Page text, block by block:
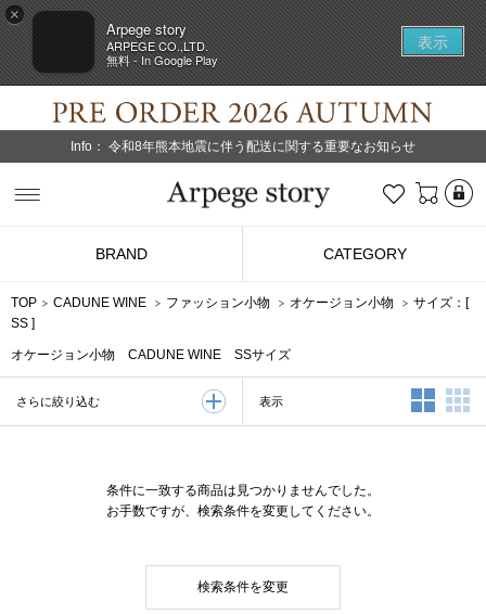
×
Arpege story
ARPEGE CO.,LTD.
無料 - In Google Play
表示
Info： 令和8年熊本地震に伴う配送に関する重要なお知らせ
お気に入り
BRAND CATEGORY
TOP CADUNE WINE ファッション小物 オケージョン小物
サイズ：[
SS ]
オケージョン小物 CADUNE WINE SSサイズ
さらに絞り込む 表示 2列表示
条件に一致する商品は見つかりませんでした。
お手数ですが、検索条件を変更してください。
検索条件を変更